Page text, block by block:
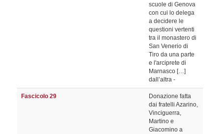
scuole di Genova
con cui lo delega
a decidere le
questioni vertenti
tra il monastero di
San Venerio di
Tiro da una parte
e l'arciprete di
Marnasco […]
dall’altra -
Fascicolo 29
Donazione fatta
dai fratelli Azarino,
Vinciguerra,
Martino e
Giacomino a